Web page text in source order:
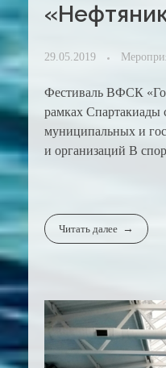
29.05.2019
Фестиваль ВФСК
рамках Спартакиады
муниципальных и
и организаций В
Читать далее